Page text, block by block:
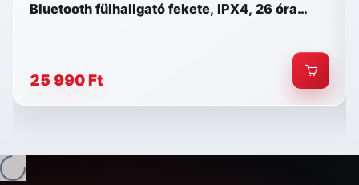
Bluetooth fülhallgató fekete, IPX4, 26 óra
25 990 Ft